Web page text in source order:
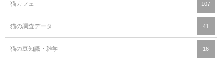
猫カフェ 107
猫の調査データ 41
猫の豆知識・雑学 16